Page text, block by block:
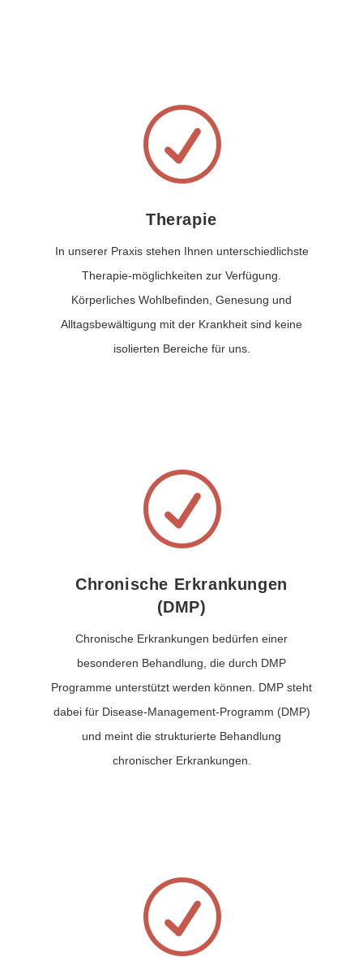
R
Therapie
In unserer Praxis stehen Ihnen unterschiedlichste
Therapie-möglichkeiten zur Verfügung.
Körperliches Wohlbefinden, Genesung und
Alltagsbewältigung mit der Krankheit sind keine
isolierten Bereiche für uns.
R
Chronische Erkrankungen
(DMP)
Chronische Erkrankungen bedürfen einer
besonderen Behandlung, die durch DMP
Programme unterstützt werden können. DMP steht
dabei für Disease-Management-Programm (DMP)
und meint die strukturierte Behandlung
chronischer Erkrankungen.
R